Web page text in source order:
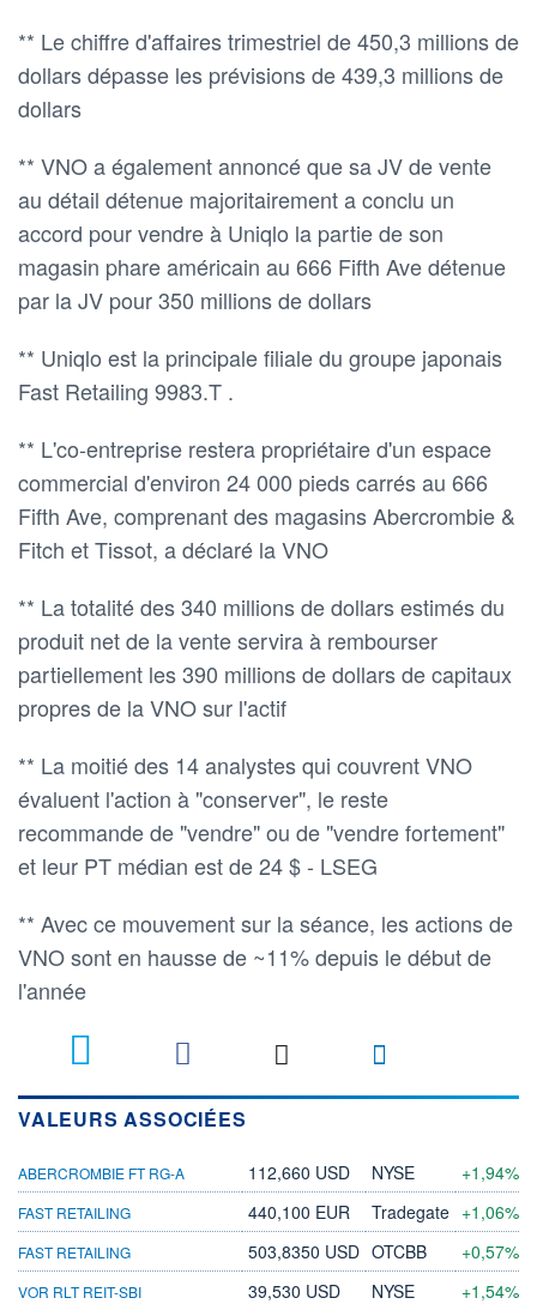
** Le chiffre d'affaires trimestriel de 450,3 millions de
dollars dépasse les prévisions de 439,3 millions de
dollars
** VNO a également annoncé que sa JV de vente
au détail détenue majoritairement a conclu un
accord pour vendre à Uniqlo la partie de son
magasin phare américain au 666 Fifth Ave détenue
par la JV pour 350 millions de dollars
** Uniqlo est la principale filiale du groupe japonais
Fast Retailing 9983.T .
** L'co-entreprise restera propriétaire d'un espace
commercial d'environ 24 000 pieds carrés au 666
Fifth Ave, comprenant des magasins Abercrombie &
Fitch et Tissot, a déclaré la VNO
** La totalité des 340 millions de dollars estimés du
produit net de la vente servira à rembourser
partiellement les 390 millions de dollars de capitaux
propres de la VNO sur l'actif
** La moitié des 14 analystes qui couvrent VNO
évaluent l'action à "conserver", le reste
recommande de "vendre" ou de "vendre fortement"
et leur PT médian est de 24 $ - LSEG
** Avec ce mouvement sur la séance, les actions de
VNO sont en hausse de ~11% depuis le début de
l'année
VALEURS ASSOCIÉES
ABERCROMBIE FT RG-A 112,660 USD NYSE +1,94%
FAST RETAILING 440,100 EUR Tradegate +1,06%
FAST RETAILING 503,8350 USD OTCBB +0,57%
VOR RLT REIT-SBI 39,530 USD NYSE +1,54%